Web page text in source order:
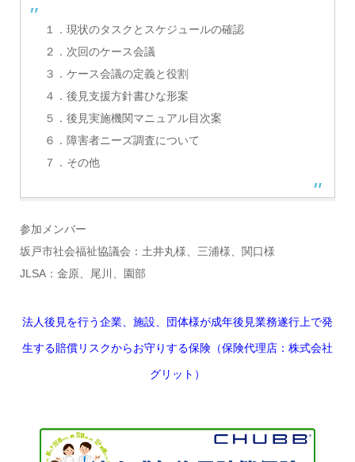
１．現状のタスクとスケジュールの確認
２．次回のケース会議
３．ケース会議の定義と役割
４．後見支援方針書ひな形案
５．後見実施機関マニュアル目次案
６．障害者ニーズ調査について
７．その他
参加メンバー
坂戸市社会福祉協議会：土井丸様、三浦様、関口様
JLSA：金原、尾川、園部
法人後見を行う企業、施設、団体様が成年後見業務遂行上で発
生する賠償リスクからお守りする保険（保険代理店：株式会社
グリット）